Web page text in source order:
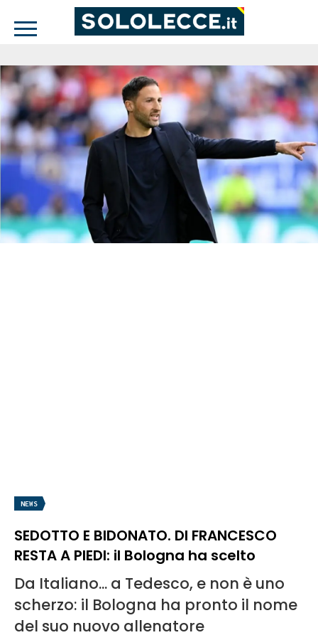
NEWS
SEDOTTO E BIDONATO. DI FRANCESCO
RESTA A PIEDI: il Bologna ha scelto
Da Italiano... a Tedesco, e non è uno
scherzo: il Bologna ha pronto il nome
del suo nuovo allenatore